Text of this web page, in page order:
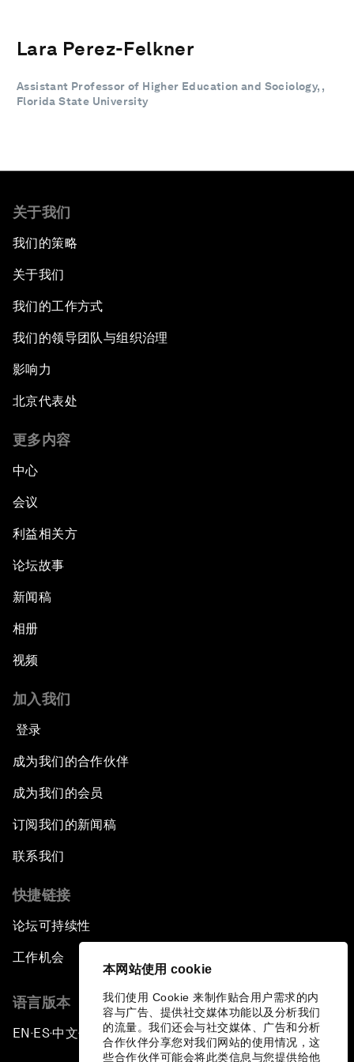
本网站使用 cookie
我们使用 Cookie 来制作贴合用户需求的内
容与广告、提供社交媒体功能以及分析我们
的流量。我们还会与社交媒体、广告和分析
合作伙伴分享您对我们网站的使用情况，这
些合作伙伴可能会将此类信息与您提供给他
Lara Perez-Felkner
Assistant Professor of Higher Education and Sociology, ,
Florida State University
关于我们
我们的策略
关于我们
我们的工作方式
我们的领导团队与组织治理
影响力
北京代表处
更多内容
中心
会议
利益相关方
论坛故事
新闻稿
相册
视频
加入我们
登录
成为我们的合作伙伴
成为我们的会员
订阅我们的新闻稿
联系我们
快捷链接
论坛可持续性
工作机会
语言版本
EN ▪ES▪中文▪ 日本語